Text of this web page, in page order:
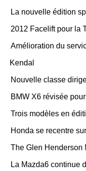
La nouvelle édition
2012 Facelift pour la
Amélioration du
Kendal
Nouvelle classe
BMW X6 révisée
Trois modèles en
Honda se recentre
The Glen Henderson
La Mazda6 continue